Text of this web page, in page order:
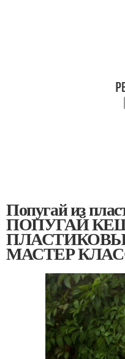
Попугай из
ПОПУГАЙ
МАСТЕР